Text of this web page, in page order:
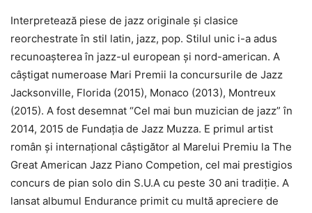
Interpretează piese de jazz originale și clasice
reorchestrate în stil latin, jazz, pop. Stilul unic i-a adus
recunoașterea în jazz-ul european și nord-american. A
câștigat numeroase Mari Premii la concursurile de Jazz
Jacksonville, Florida (2015), Monaco (2013), Montreux
(2015). A fost desemnat “Cel mai bun muzician de jazz” în
2014, 2015 de Fundația de Jazz Muzza. E primul artist
român și internațional câștigător al Marelui Premiu la The
Great American Jazz Piano Competion, cel mai prestigios
concurs de pian solo din S.U.A cu peste 30 ani tradiție. A
lansat albumul Endurance primit cu multă apreciere de